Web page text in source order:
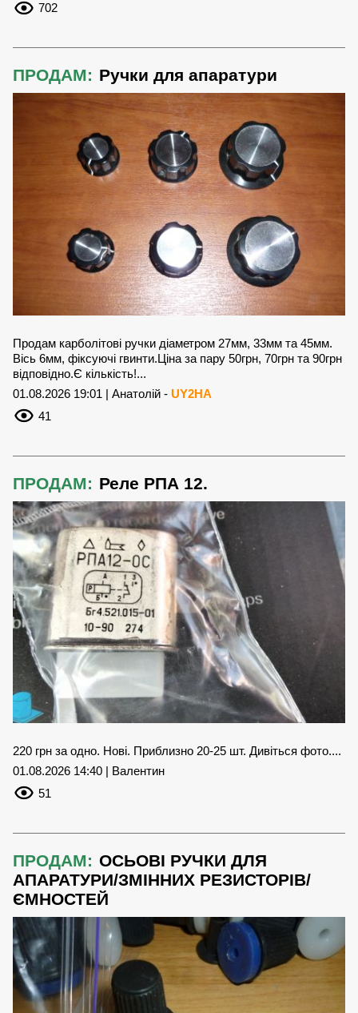
702
ПРОДАМ: Ручки для апаратури
Продам карболітові ручки діаметром 27мм, 33мм та 45мм.
Вісь 6мм, фіксуючі гвинти.Ціна за пару 50грн, 70грн та 90грн
відповідно.Є кількість!...
01.08.2026 19:01 | Анатолій - UY2HA
41
ПРОДАМ: Реле РПА 12.
220 грн за одно. Нові. Приблизно 20-25 шт. Дивіться фото....
01.08.2026 14:40 | Валентин
51
ПРОДАМ: ОСЬОВІ РУЧКИ ДЛЯ
АПАРАТУРИ/ЗМІННИХ РЕЗИСТОРІВ/
ЄМНОСТЕЙ